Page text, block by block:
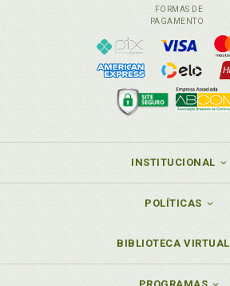
FORMAS DE
PAGAMENTO
INSTITUCIONAL
POLÍTICAS
BIBLIOTECA VIRTUAL